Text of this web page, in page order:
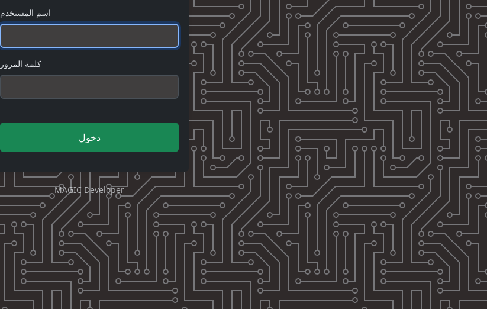
اسم المستخدم
كلمة المرور
دخول
MAGIC Developer